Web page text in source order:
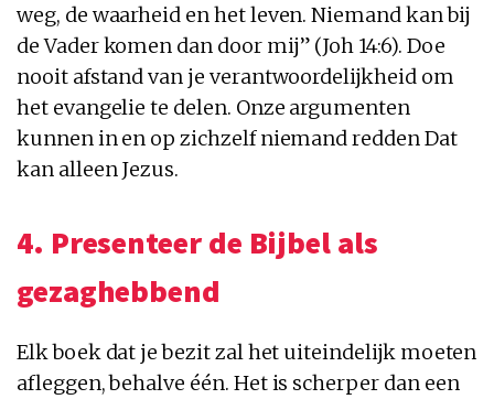
weg, de waarheid en het leven. Niemand kan bij
de Vader komen dan door mij” (Joh 14:6). Doe
nooit afstand van je verantwoordelijkheid om
het evangelie te delen. Onze argumenten
kunnen in en op zichzelf niemand redden Dat
kan alleen Jezus.
4. Presenteer de Bijbel als
gezaghebbend
Elk boek dat je bezit zal het uiteindelijk moeten
afleggen, behalve één. Het is scherper dan een